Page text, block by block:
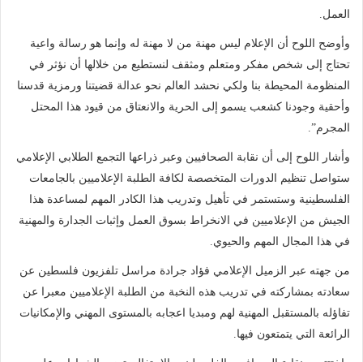
العمل.
وأوضح اللوح أن الإعلام ليس مهنة من لا مهنة له وإنما هو رسالة واعية
تحتاج إلى شخص مفكر ومتعلم ومثقف لنستطيع من خلالها أن نؤثر في
المنظومة المحيطة بنا ولكي نحشد العالم نحو عدالة قضيتنا ورمزية قدسنا
وأحقية وجودنا كشعب يسمو إلى الحرية والانعتاق من قيود هذا المحتل
المجرم”.
وأشار اللوح إلى أن نقابة الصحافيين وعبر ذراعها التجمع الطلابي الإعلامي
ستواصل تنظيم الدورات المتخصصة لكافة الطلبة الإعلاميين بالجامعات
الفلسطينية وستستمر في تأهيل وتدريب هذا الكادر المهم لمساعدة هذا
الجيش من الإعلاميين في الانخراط بسوق العمل وإثبات الجدارة والمهنية
في هذا المجال المهم والحيوي.
من جهته عبر الزميل الإعلامي فؤاد جرادة مراسل تلفزيون فلسطين عن
سعادته بمشاركته في تدريب هذه النخبة من الطلبة الإعلاميين معبرا عن
تفاؤله بالمستقبل المهنية لهم ومبديا اعجابه بالمستوى المهني والإمكانيات
الرائعة التي يتمتعون فيها.